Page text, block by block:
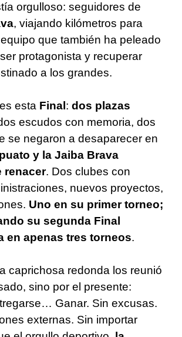
orgulloso: seguidores de
, viajando kilómetros para
que también ha peleado
protagonista y recuperar
a los grandes.
esta Final: dos plazas
escudos con memoria, dos
se negaron a desaparecer en
y la Jaiba Brava
renacer. Dos clubes con
nuevos proyectos,
Uno en su primer torneo;
su segunda Final
en apenas tres torneos.
caprichosa redonda los reunió
sino por el presente:
Ganar. Sin excusas.
externas. Sin importar